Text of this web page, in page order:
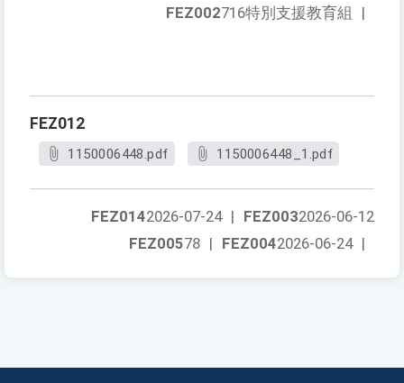
FEZ002716特別支援教育組 |
FEZ012
1150006448.pdf 1150006448_1.pdf
FEZ0032026-06-12
FEZ0142026-07-24 |
FEZ0042026-06-24 |
FEZ00578 |